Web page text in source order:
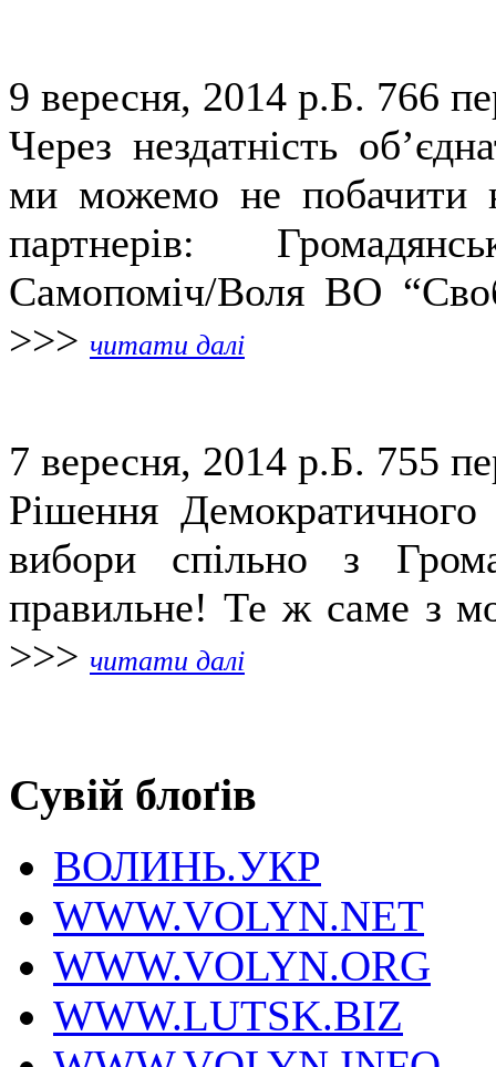
9 вересня, 2014 р.Б. 766
Через нездатність
ми можемо не побачити
партнерів:
Самопоміч/Воля ВО
>>> читати далі
7 вересня, 2014 р.Б. 755
Рішення
вибори спільно з
правильне! Те ж саме з
>>> читати далі
Сувій блоґів
ВОЛИНЬ.УКР
WWW.VOLYN.NET
WWW.VOLYN.ORG
WWW.LUTSK.BIZ